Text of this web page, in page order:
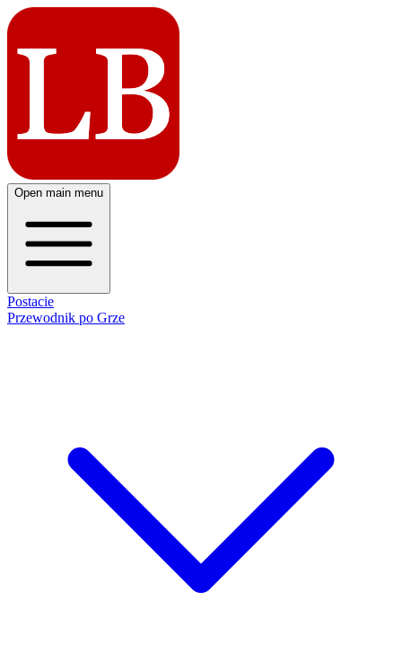
Open main menu
Postacie
Przewodnik po Grze